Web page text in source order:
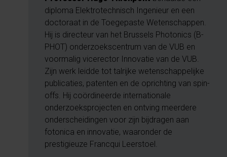
diploma Elektrotechnisch Ingenieur en een
doctoraat in de Toegepaste Wetenschappen.
Hij is directeur van het Brussels Photonics (B-
PHOT) onderzoekscentrum van de VUB en
voormalig vicerector Innovatie van de VUB.
Zijn werk leidde tot talrijke wetenschappelijke
publicaties, patenten en de oprichting van spin-
offs. Hij coördineerde internationale
onderzoeksprojecten en ontving meerdere
onderscheidingen voor zijn bijdragen aan
fotonica en innovatie, waaronder de
prestigieuze Francqui Leerstoel.